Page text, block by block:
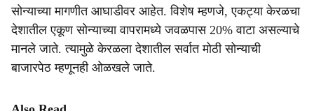
सोन्याच्या मागणीत आघाडीवर आहेत. विशेष म्हणजे, एकट्या केरळचा
देशातील एकूण सोन्याच्या वापरामध्ये जवळपास 20% वाटा असल्याचे
मानले जाते. त्यामुळे केरळला देशातील सर्वात मोठी सोन्याची
बाजारपेठ म्हणूनही ओळखले जाते.